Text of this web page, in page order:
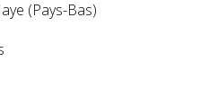
(Pays-Bas)